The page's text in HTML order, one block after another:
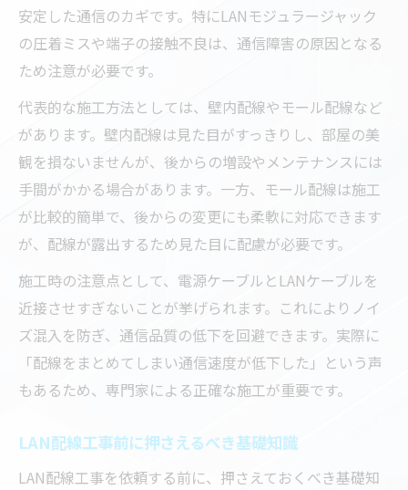
安定した通信のカギです。特にLANモジュラージャック
の圧着ミスや端子の接触不良は、通信障害の原因となる
ため注意が必要です。
代表的な施工方法としては、壁内配線やモール配線など
があります。壁内配線は見た目がすっきりし、部屋の美
観を損ないませんが、後からの増設やメンテナンスには
手間がかかる場合があります。一方、モール配線は施工
が比較的簡単で、後からの変更にも柔軟に対応できます
が、配線が露出するため見た目に配慮が必要です。
施工時の注意点として、電源ケーブルとLANケーブルを
近接させすぎないことが挙げられます。これによりノイ
ズ混入を防ぎ、通信品質の低下を回避できます。実際に
「配線をまとめてしまい通信速度が低下した」という声
もあるため、専門家による正確な施工が重要です。
LAN配線工事前に押さえるべき基礎知識
LAN配線工事を依頼する前に、押さえておくべき基礎知